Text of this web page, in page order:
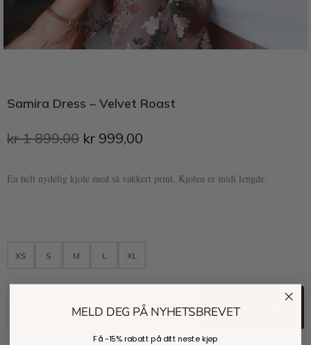
Samira Dress – Velvet Roast
kr1 899,00 kr 999,00
En helt nydelig kjole med så vakkert print. Kjolen er midi lengde.
XS S M L XL
Kjøp Størrelsesguide
MELD DEG PÅ NYHETSBREVET
Få -15% rabattpå ditt neste kjøp